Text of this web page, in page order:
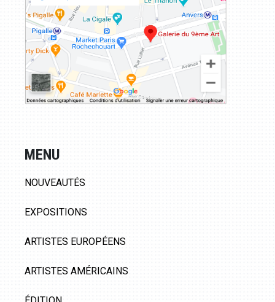
MENU
NOUVEAUTÉS
EXPOSITIONS
ARTISTES EUROPÉENS
ARTISTES AMÉRICAINS